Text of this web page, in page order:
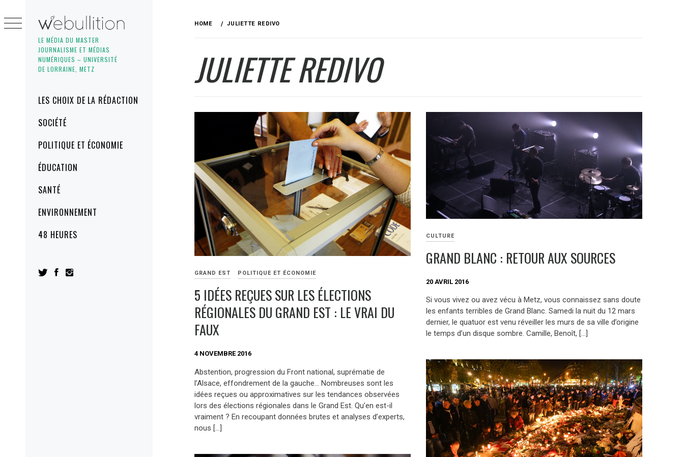
LE MÉDIA DU MASTER
JOURNALISME ET MÉDIAS
NUMÉRIQUES – UNIVERSITÉ
DE LORRAINE, METZ
MenuLES CHOIX DE LA RÉDACTION
SOCIÉTÉ
POLITIQUE ET ÉCONOMIE
ÉDUCATION
SANTÉ
ENVIRONNEMENT
48 HEURES
to
content
HOME JULIETTE REDIVO
JULIETTE REDIVO
GRAND EST POLITIQUE ET ÉCONOMIE
5 IDÉES REÇUES SUR LES ÉLECTIONS
RÉGIONALES DU GRAND EST : LE VRAI DU
FAUX
4 NOVEMBRE 2016
Abstention, progression du Front national, suprématie de
l’Alsace, effondrement de la gauche… Nombreuses sont les
idées reçues ou approximatives sur les tendances observées
lors des élections régionales dans le Grand Est. Qu’en est-il
vraiment ? En recoupant données brutes et analyses d’experts,
nous […]
CULTURE
GRAND BLANC : RETOUR AUX SOURCES
20 AVRIL 2016
Si vous vivez ou avez vécu à Metz, vous connaissez sans doute
les enfants terribles de Grand Blanc. Samedi la nuit du 12 mars
dernier, le quatuor est venu réveiller les murs de sa ville d’origine
le temps d’un disque sombre. Camille, Benoît, […]